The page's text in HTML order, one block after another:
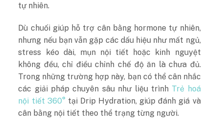
tự nhiên.
Dù chuối giúp hỗ trợ cân bằng hormone tự nhiên,
nhưng nếu bạn vẫn gặp các dấu hiệu như mất ngủ,
stress kéo dài, mụn nội tiết hoặc kinh nguyệt
không đều, chỉ điều chỉnh chế độ ăn là chưa đủ.
Trong những trường hợp này, bạn có thể cân nhắc
các giải pháp chuyên sâu như liệu trình Trẻ hoá
nội tiết 360° tại Drip Hydration, giúp đánh giá và
cân bằng nội tiết theo thể trạng từng người.